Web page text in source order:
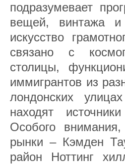
подразумевает
вещей, винтажа и
искусство
связано с
столицы,
иммигрантов из
лондонских
находят
Особого
рынки – Кэмден
район Ноттинг